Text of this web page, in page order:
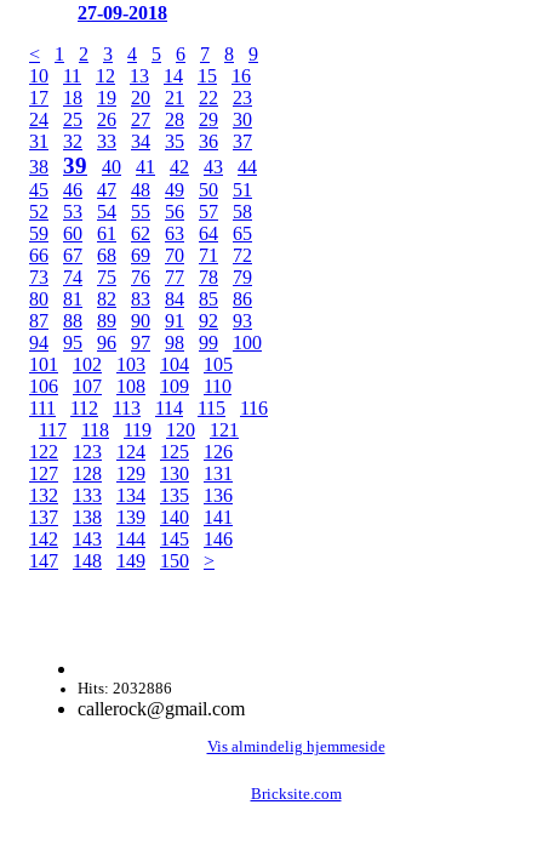
27-09-2018
<
1 2 3 4 5 6 7 8
9
10
11 12 13 14 15
16
17
18 19 20 21 22
23
24
25 26 27 28 29
30
31
32 33 34 35 36
37
38
39 40 41 42 43
44
45
46 47 48 49 50
51
52
53 54 55 56 57
58
59
60 61 62 63 64
65
66
67 68 69 70 71
72
73
74 75 76 77 78
79
80
81 82 83 84 85
86
87
88 89 90 91 92
93
94
95 96 97 98 99
100
101
102 103 104
105
106
107 108 109
110
111
112 113 114 115
116
117
118 119 120
121
122
123 124 125
126
127
128 129 130
131
132
133 134 135
136
137
138 139 140
141
142
143 144 145
146
147
148 149 150 >
Hits: 2032886
callerock@gmail.com
Vis almindelig hjemmeside
Bricksite.com